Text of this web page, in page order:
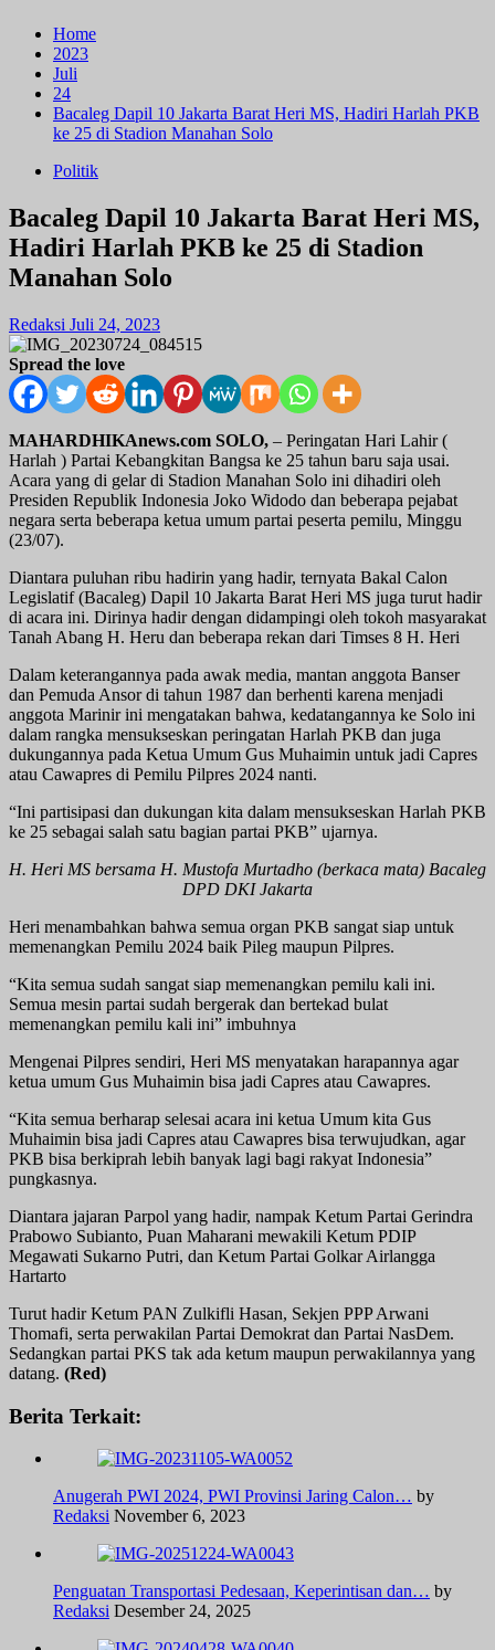
Home
2023
Juli
24
Bacaleg Dapil 10 Jakarta Barat Heri MS, Hadiri Harlah PKB
ke 25 di Stadion Manahan Solo
Politik
Bacaleg Dapil 10 Jakarta Barat Heri MS,
Hadiri Harlah PKB ke 25 di Stadion
Manahan Solo
Redaksi Juli 24, 2023
Spread the love
MAHARDHIKAnews.com SOLO, – Peringatan Hari Lahir (
Harlah ) Partai Kebangkitan Bangsa ke 25 tahun baru saja usai.
Acara yang di gelar di Stadion Manahan Solo ini dihadiri oleh
Presiden Republik Indonesia Joko Widodo dan beberapa pejabat
negara serta beberapa ketua umum partai peserta pemilu, Minggu
(23/07).
Diantara puluhan ribu hadirin yang hadir, ternyata Bakal Calon
Legislatif (Bacaleg) Dapil 10 Jakarta Barat Heri MS juga turut hadir
di acara ini. Dirinya hadir dengan didampingi oleh tokoh masyarakat
Tanah Abang H. Heru dan beberapa rekan dari Timses 8 H. Heri
Dalam keterangannya pada awak media, mantan anggota Banser
dan Pemuda Ansor di tahun 1987 dan berhenti karena menjadi
anggota Marinir ini mengatakan bahwa, kedatangannya ke Solo ini
dalam rangka mensukseskan peringatan Harlah PKB dan juga
dukungannya pada Ketua Umum Gus Muhaimin untuk jadi Capres
atau Cawapres di Pemilu Pilpres 2024 nanti.
“Ini partisipasi dan dukungan kita dalam mensukseskan Harlah PKB
ke 25 sebagai salah satu bagian partai PKB” ujarnya.
H. Heri MS bersama H. Mustofa Murtadho (berkaca mata) Bacaleg
DPD DKI Jakarta
Heri menambahkan bahwa semua organ PKB sangat siap untuk
memenangkan Pemilu 2024 baik Pileg maupun Pilpres.
“Kita semua sudah sangat siap memenangkan pemilu kali ini.
Semua mesin partai sudah bergerak dan bertekad bulat
memenangkan pemilu kali ini” imbuhnya
Mengenai Pilpres sendiri, Heri MS menyatakan harapannya agar
ketua umum Gus Muhaimin bisa jadi Capres atau Cawapres.
“Kita semua berharap selesai acara ini ketua Umum kita Gus
Muhaimin bisa jadi Capres atau Cawapres bisa terwujudkan, agar
PKB bisa berkiprah lebih banyak lagi bagi rakyat Indonesia”
pungkasnya.
Diantara jajaran Parpol yang hadir, nampak Ketum Partai Gerindra
Prabowo Subianto, Puan Maharani mewakili Ketum PDIP
Megawati Sukarno Putri, dan Ketum Partai Golkar Airlangga
Hartarto
Turut hadir Ketum PAN Zulkifli Hasan, Sekjen PPP Arwani
Thomafi, serta perwakilan Partai Demokrat dan Partai NasDem.
Sedangkan partai PKS tak ada ketum maupun perwakilannya yang
datang. (Red)
Berita Terkait:
Anugerah PWI 2024, PWI Provinsi Jaring Calon… by
Redaksi November 6, 2023
Penguatan Transportasi Pedesaan, Keperintisan dan… by
Redaksi Desember 24, 2025